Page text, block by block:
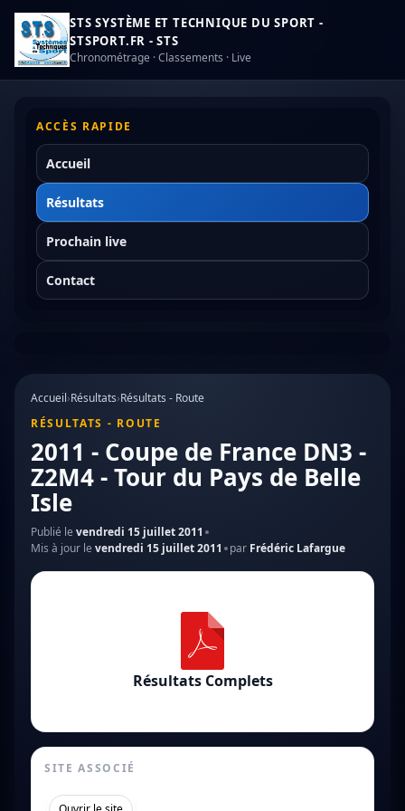
STS SYSTÈME ET TECHNIQUE DU SPORT -
STSPORT.FR - STS
Chronométrage · Classements · Live
ACCÈS RAPIDE
Accueil
Résultats
Prochain live
Contact
Accueil›Résultats›Résultats - Route
RÉSULTATS - ROUTE
2011 - Coupe de France DN3 -
Z2M4 - Tour du Pays de Belle
Isle
Publié le vendredi 15 juillet 2011
Mis à jour le vendredi 15 juillet 2011 par Frédéric Lafargue
Résultats Complets
SITE ASSOCIÉ